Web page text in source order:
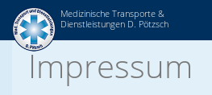
Skip
content
Medizinische Transporte &
Dienstleistungen D. Pötzsch
Impressum